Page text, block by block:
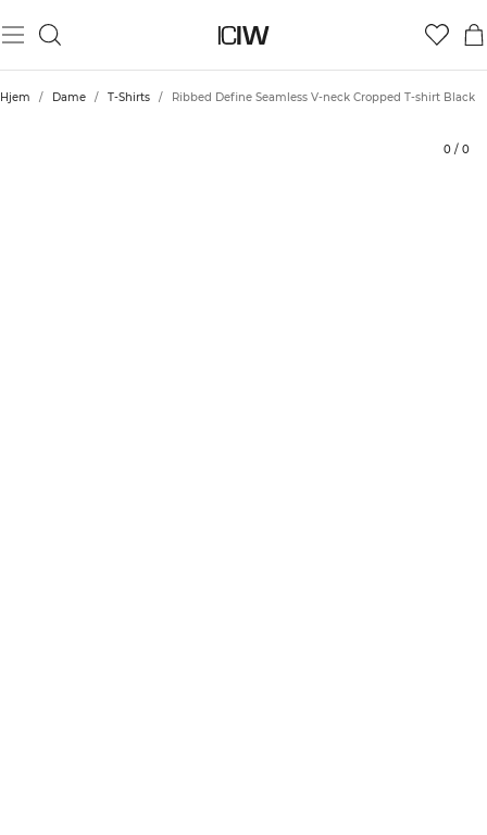
Hjem / Dame / T-Shirts / Ribbed Define Seamless V-neck Cropped T-shirt Black
0 / 0